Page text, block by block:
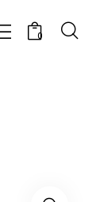
0